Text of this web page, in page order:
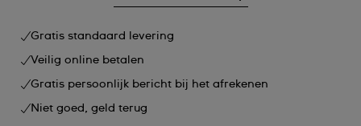
Gratis standaard levering
Veilig online betalen
Gratis persoonlijk bericht bij het afrekenen
Niet goed, geld terug